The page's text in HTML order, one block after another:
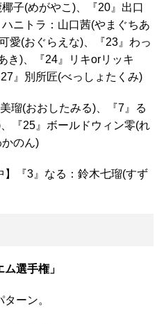
子(めがやこ)、『20』出口
ニトラ：山口茜(やまぐちあ
愛(おぐらえな)、『23』わっ
き)、『24』リキorリッキ
』別所匠(べっしょたくみ)
瑠(おおしたみる)、『7』る
『25』ボールドウィン零(れ
のん)
】『3』なる：鈴木七瑠(すず
選手権」
ーン。